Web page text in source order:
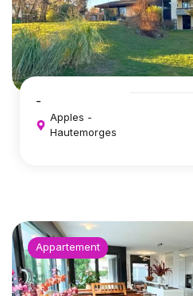
-
Apples -
Hautemorges
Appartement